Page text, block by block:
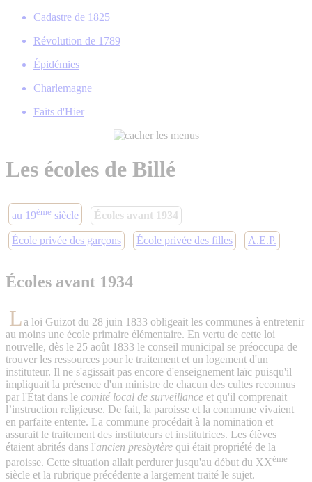
Cadastre de 1825
Révolution de 1789
Épidémies
Charlemagne
Faits d'Hier
Les écoles de Billé
au 19ème siècle Écoles avant 1934
École privée des garçons École privée des filles A.E.P.
Écoles avant 1934
La loi Guizot du 28 juin 1833 obligeait les communes à entretenir
au moins une école primaire élémentaire. En vertu de cette loi
nouvelle, dès le 25 août 1833 le conseil municipal se préoccupa de
trouver les ressources pour le traitement et un logement d'un
instituteur. Il ne s'agissait pas encore d'enseignement laïc puisqu'il
impliquait la présence d'un ministre de chacun des cultes reconnus
par l'État dans le comité local de surveillance et qu'il comprenait
l’instruction religieuse. De fait, la paroisse et la commune vivaient
en parfaite entente. La commune procédait à la nomination et
assurait le traitement des instituteurs et institutrices. Les élèves
étaient abrités dans l'ancien presbytère qui était propriété de la
paroisse. Cette situation allait perdurer jusqu'au début du XXème
siècle et la rubrique précédente a largement traité le sujet.